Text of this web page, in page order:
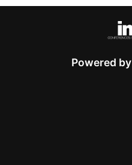
Powered by